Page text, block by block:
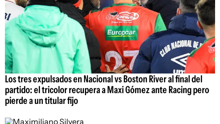
Los tres expulsados en Nacional vs Boston River al final del
partido: el tricolor recupera a Maxi Gómez ante Racing pero
pierde a un titular fijo